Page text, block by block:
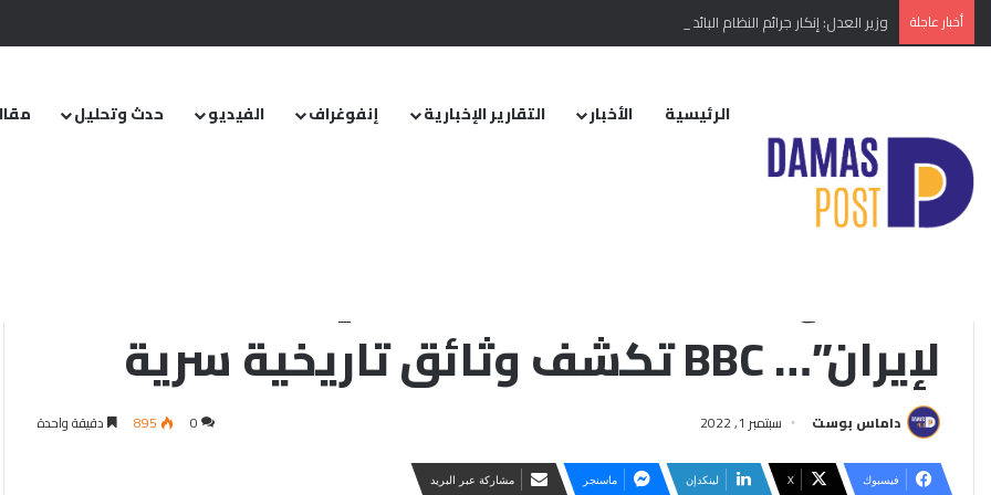
أخبار عاجلة وزير العدل: إنكار جرائم النظام البائد أو تبريرها مخالفة دستورية.. ومشروع قانون خاص إلى مجلس الشعب
الرئيسية الأخبار التقارير الإخبارية إنفوغراف الفيديو حدث وتحليل
الرئيسية/الأخبار /منوع
لإيران”… BBC تكشف وثائق تاريخية سرية
داماس بوست سبتمبر 1, 2022 0
895 دقيقة واحدة
فيسبوك ‫X لينكدإن ماسنجر مشاركة عبر البريد